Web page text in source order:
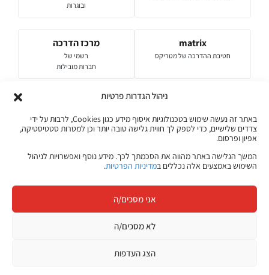
ניהול הגדרות פרטיות
באתר זה נעשה שימוש בטכנולוגיות איסוף מידע כגון Cookies, לרבות על ידי
צדדים שלישיים, כדי לספק לך חווית גלישה טובה יותר וכן למטרות סטטיסטיקה,
אפיון ופרסום.
המשך הגלישה באתר מהווה את הסכמתך לכך. מידע נוסף ואפשרויות לניהול
השימוש באמצעים אלה נכללים במדיניות הפרטיות.
אני מסכים/ה
לא מסכים/ה
הצג העדפות
ובוגרות
matrix
חטיבת ההדרכה של מטריקס
מרכז הדרכה
רשמי של
חברות מובילות
המאמרים והתכנים באתר ג׳ון ברייס מבוססים על ניסיון של עשרות שנים
בהכשרות טכנולוגיות, היכרות עם צורכי שוק ההייטק בישראל ועבודה שוטפת עם
מרצים, מומחי תוכן ואנשי מקצוע מהתעשייה.
על ג'ון ברייס
קורסים אונליין
מגוון ערכות מקוונות ללמידה עצמית